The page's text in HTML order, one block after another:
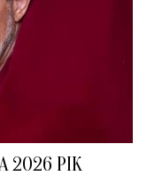
2026 РІК